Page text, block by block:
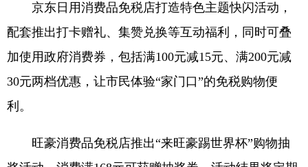
京东日用消费品免税店打造特色主题快闪活动，
配套推出打卡赠礼、集赞兑换等互动福利，同时可叠
加使用政府消费券，包括满100元减15元、满200元减
30元两档优惠，让市民体验“家门口”的免税购物便
利。
旺豪消费品免税店推出“来旺豪踢世界杯”购物抽